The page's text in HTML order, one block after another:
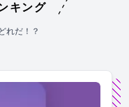
キング
れだ！？